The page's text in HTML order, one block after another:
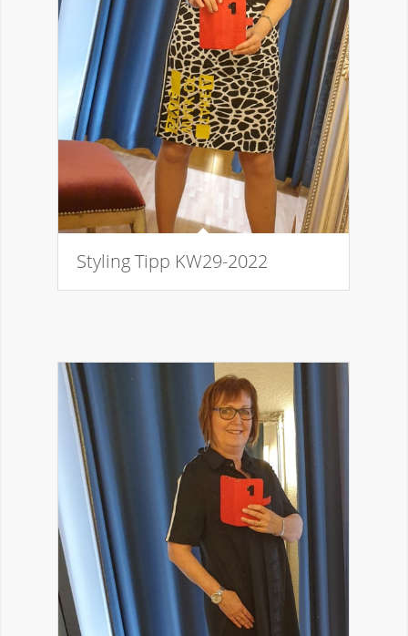
Styling Tipp KW29-2022